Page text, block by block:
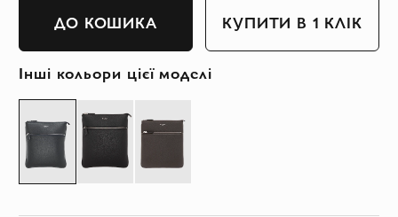
ДО КОШИКА КУПИТИ В 1 КЛІК
Інші кольори цієї моделі